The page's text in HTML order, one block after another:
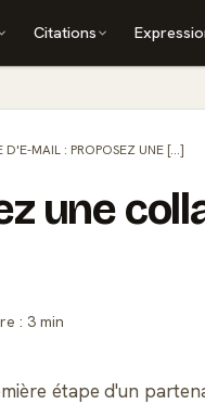
Citations
D'E-MAIL : PROPOSEZ UNE [...]
une
: 3 min
étape d'un